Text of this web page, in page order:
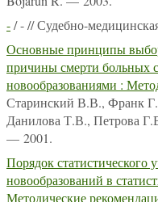
-/ - // Судебно-
Основные принципы
причины смерти больных
новообразованиями :
Старинский В.В., Франк
Данилова Т.В., Петрова
— 2001.
Порядок статистического
новообразований в
Методические